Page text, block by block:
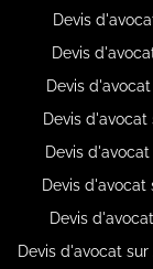
Devis
Devis
Devis
Devis
Devis
Devis
Devis
Devis d'avocat